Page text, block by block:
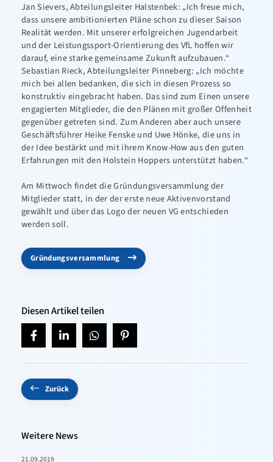
Jan Sievers, Abteilungsleiter Halstenbek: „Ich freue mich,
dass unsere ambitionierten Pläne schon zu dieser Saison
Realität werden. Mit unserer erfolgreichen Jugendarbeit
und der Leistungssport-Orientierung des VfL hoffen wir
darauf, eine starke gemeinsame Zukunft aufzubauen.“
Sebastian Rieck, Abteilungsleiter Pinneberg: „Ich möchte
mich bei allen bedanken, die sich in diesen Prozess so
konstruktiv eingebracht haben. Das sind zum Einen unsere
engagierten Mitglieder, die den Plänen mit großer Offenheit
gegenüber getreten sind. Zum Anderen aber auch unsere
Geschäftsführer Heike Fenske und Uwe Hönke, die uns in
der Idee bestärkt und mit ihrem Know-How aus den guten
Erfahrungen mit den Holstein Hoppers unterstützt haben.“
Am Mittwoch findet die Gründungsversammlung der
Mitglieder statt, in der der erste neue Aktivenvorstand
gewählt und über das Logo der neuen VG entschieden
werden soll.
Gründungsversammlung
Diesen Artikel teilen
Zurück
Weitere News
21.09.2019